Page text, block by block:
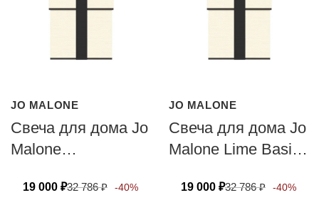
JO MALONE
Свеча для дома Jo
Malone
200г
19 000 ₽32 786₽ -40%
JO MALONE
Свеча для дома Jo
Malone Lime Basil
19 000 ₽32 786₽ -40%